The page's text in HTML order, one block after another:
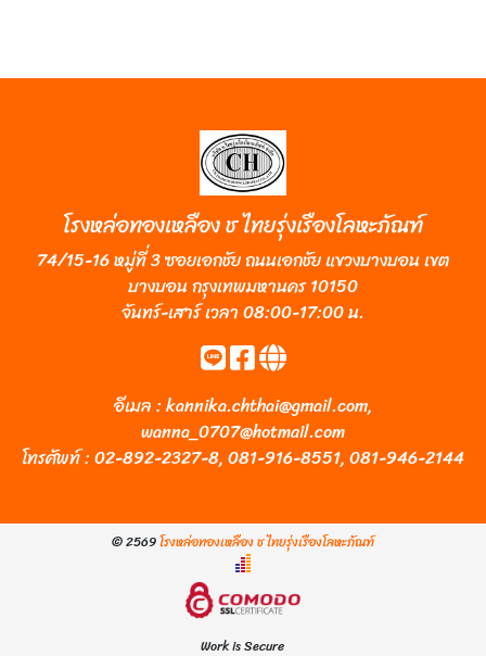
โรงหล่อทองเหลือง ช ไทยรุ่งเรืองโลหะภัณฑ์
74/15-16 หมู่ที่ 3 ซอยเอกชัย ถนนเอกชัย แขวงบางบอน เขต
บางบอน กรุงเทพมหานคร 10150
จันทร์-เสาร์ เวลา 08:00-17:00 น.
อีเมล :kannika.chthai@gmail.com,
wanna_0707@hotmail.com
โทรศัพท์ :02-892-2327-8,081-916-8551,081-946-2144
© 2569โรงหล่อทองเหลือง ช ไทยรุ่งเรืองโลหะภัณฑ์
Work is Secure